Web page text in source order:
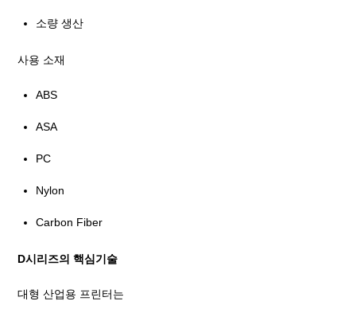
소량 생산
사용 소재
ABS
ASA
PC
Nylon
Carbon Fiber
D시리즈의 핵심기술
대형 산업용 프린터는